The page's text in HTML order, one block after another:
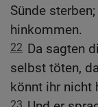
Sünde
hinkommen.
22 Da sagten
selbst töten,
könnt ihr nicht